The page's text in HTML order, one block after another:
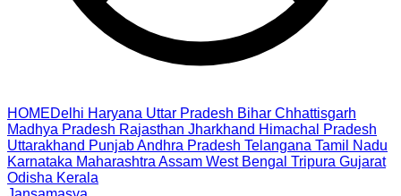
HOMEDelhi Haryana Uttar Pradesh Bihar Chhattisgarh
Madhya Pradesh Rajasthan Jharkhand Himachal Pradesh
Uttarakhand PunjabAndhra Pradesh Telangana Tamil Nadu
Karnataka Maharashtra Assam West Bengal Tripura Gujarat
Odisha Kerala